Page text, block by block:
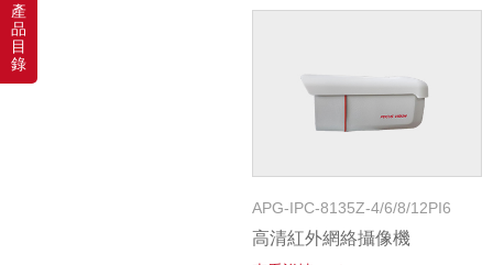
APG-IPC-8135Z-4/6/8/12PI6
高清紅外網絡攝像機
產
品
目
錄